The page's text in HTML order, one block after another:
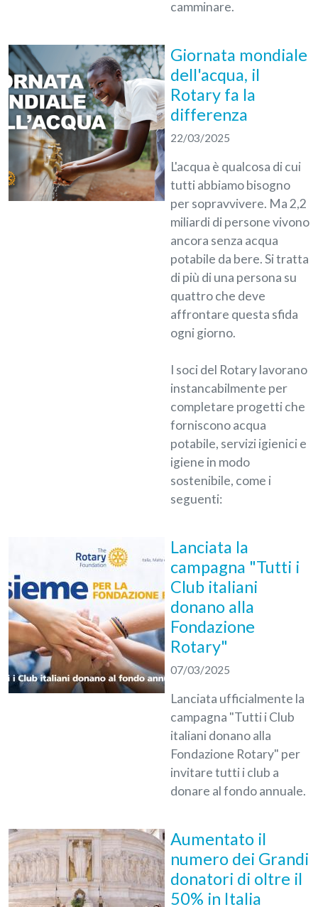
camminare.
Giornata mondiale
dell'acqua, il
Rotary fa la
differenza
22/03/2025
L'acqua è qualcosa di cui
tutti abbiamo bisogno
per sopravvivere. Ma 2,2
miliardi di persone vivono
ancora senza acqua
potabile da bere. Si tratta
di più di una persona su
quattro che deve
affrontare questa sfida
ogni giorno.
I soci del Rotary lavorano
instancabilmente per
completare progetti che
forniscono acqua
potabile, servizi igienici e
igiene in modo
sostenibile, come i
seguenti:
Lanciata la
campagna "Tutti i
Club italiani
donano alla
Fondazione
Rotary"
07/03/2025
Lanciata ufficialmente la
campagna "Tutti i Club
italiani donano alla
Fondazione Rotary" per
invitare tutti i club a
donare al fondo annuale.
Aumentato il
numero dei Grandi
donatori di oltre il
50% in Italia